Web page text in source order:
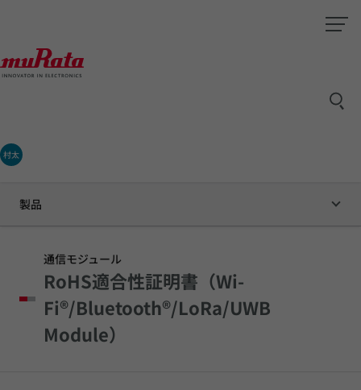
村太
製品
通信モジュール
RoHS適合性証明書（Wi-
Fi®/Bluetooth®/LoRa/UWB
Module）